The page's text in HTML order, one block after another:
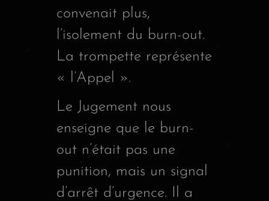
convenait plus,
l’isolement du burn-out.
La trompette représente
« l’Appel ».
Le Jugement nous
enseigne que le burn-
out n’était pas une
punition, mais un signal
d’arrêt d’urgence. Il a